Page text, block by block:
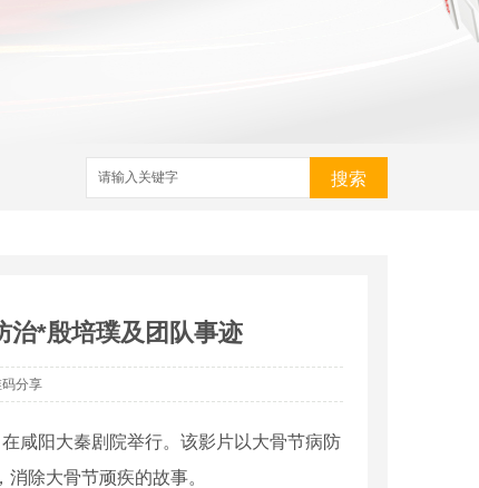
搜索
治*殷培璞及团队事迹
分享
咸阳大秦剧院举行。该影片以大骨节病防
除大骨节顽疾的故事。